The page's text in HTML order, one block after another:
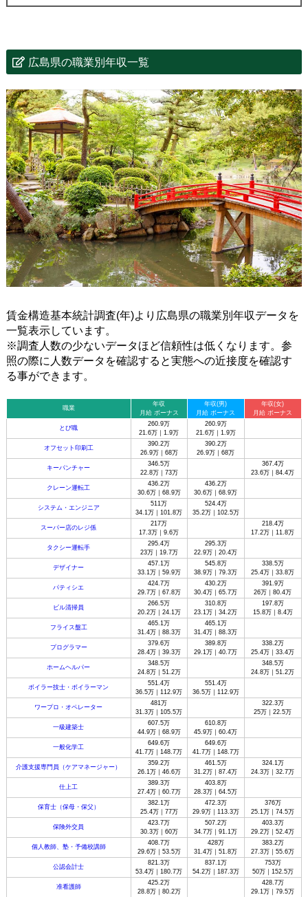
広島県の職業別年収一覧
賃金構造基本統計調査(年)より広島県の職業別年収データを
一覧表示しています。
※調査人数の少ないデータほど信頼性は低くなります。参
照の際に人数データを確認すると実態への近接度を確認す
る事ができます。
職業
年収
月給 ボーナス
年収(男)
月給 ボーナス
年収(女)
月給 ボーナス
とび職
260.9万
21.6万｜1.9万
260.9万
21.6万｜1.9万
オフセット印刷工
390.2万
26.9万｜68万
390.2万
26.9万｜68万
キーパンチャー
346.5万
22.8万｜73万
367.4万
23.6万｜84.4万
クレーン運転工
436.2万
30.6万｜68.9万
436.2万
30.6万｜68.9万
システム・エンジニア
511万
34.1万｜101.8万
524.4万
35.2万｜102.5万
スーパー店のレジ係
217万
17.3万｜9.6万
218.4万
17.2万｜11.8万
タクシー運転手
295.4万
23万｜19.7万
295.3万
22.9万｜20.4万
デザイナー
457.1万
33.1万｜59.9万
545.8万
38.9万｜79.3万
338.5万
25.4万｜33.8万
パティシエ
424.7万
29.7万｜67.8万
430.2万
30.4万｜65.7万
391.9万
26万｜80.4万
ビル清掃員
266.5万
20.2万｜24.1万
310.8万
23.1万｜34.2万
197.8万
15.8万｜8.4万
フライス盤工
465.1万
31.4万｜88.3万
465.1万
31.4万｜88.3万
プログラマー
379.6万
28.4万｜39.3万
389.8万
29.1万｜40.7万
338.2万
25.4万｜33.4万
ホームヘルパー
348.5万
24.8万｜51.2万
348.5万
24.8万｜51.2万
ボイラー技士・ボイラーマン
551.4万
36.5万｜112.9万
551.4万
36.5万｜112.9万
ワープロ・オペレーター
481万
31.3万｜105.5万
322.3万
25万｜22.5万
一級建築士
607.5万
44.9万｜68.9万
610.8万
45.9万｜60.4万
一般化学工
649.6万
41.7万｜148.7万
649.6万
41.7万｜148.7万
介護支援専門員（ケアマネージャー）
359.2万
26.1万｜46.6万
461.5万
31.2万｜87.4万
324.1万
24.3万｜32.7万
仕上工
389.3万
27.4万｜60.7万
403.8万
28.3万｜64.5万
保育士（保母・保父）
382.1万
25.4万｜77万
472.3万
29.9万｜113.3万
376万
25.1万｜74.5万
保険外交員
423.7万
30.3万｜60万
507.2万
34.7万｜91.1万
403.3万
29.2万｜52.4万
個人教師、塾・予備校講師
408.7万
29.6万｜53.5万
428万
31.4万｜51.8万
383.2万
27.3万｜55.6万
公認会計士
821.3万
53.4万｜180.7万
837.1万
54.2万｜187.3万
753万
50万｜152.5万
准看護師
425.2万
28.8万｜80.2万
428.7万
29.1万｜79.5万